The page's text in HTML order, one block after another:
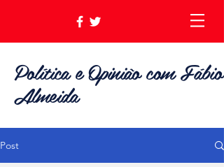
Política e Opinião com Fábio
Almeida
Post